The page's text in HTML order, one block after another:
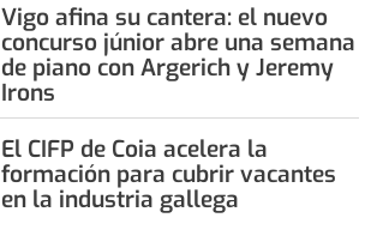
Vigo afina su cantera: el nuevo
concurso júnior abre una semana
de piano con Argerich y Jeremy
Irons
El CIFP de Coia acelera la
formación para cubrir vacantes
en la industria gallega